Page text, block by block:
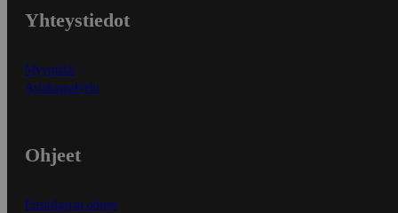
Yhteystiedot
Myymälät
Asiakaspalvelu
Ohjeet
Ensitilaajan ohjeet